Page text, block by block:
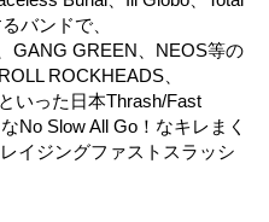
バンドで、
GANG GREEN、NEOS等の
ROCKHEADS、
いった日本Thrash/Fast
No Slow All Go！なキレまく
イジングファストスラッシ